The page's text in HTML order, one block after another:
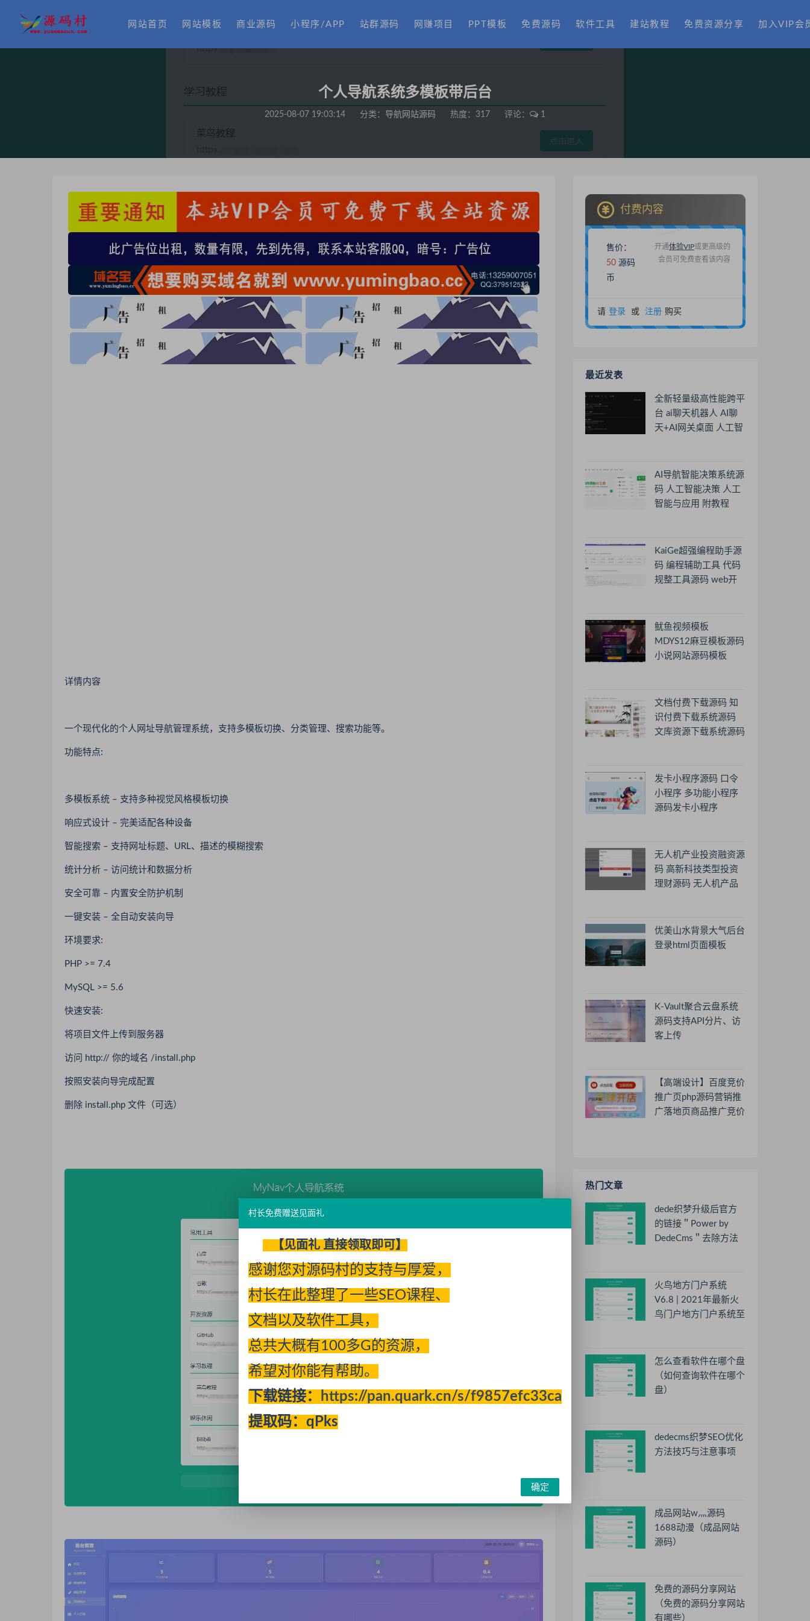
网站首页 网站模板 商业源码 小程序/APP 站群源码 网赚项目 PPT模板 免费源码 软件工具 建站教程 免费资源分享 加入VIP会
个人导航系统多模板带后台
2025-08-07 19:03:14 分类： 导航网站源码 热度：317 评论： 1
详情内容
一个现代化的个人网址导航管理系统，支持多模板切换、分类管理、搜索功能等。
功能特点:
多模板系统 – 支持多种视觉风格模板切换
响应式设计 – 完美适配各种设备
智能搜索 – 支持网址标题、URL、描述的模糊搜索
统计分析 – 访问统计和数据分析
安全可靠 – 内置安全防护机制
一键安装 – 全自动安装向导
环境要求:
PHP >= 7.4
MySQL >= 5.6
快速安装:
将项目文件上传到服务器
访问 http:// 你的域名 /install.php
按照安装向导完成配置
删除 install.php 文件（可选）
付费内容
售价：
50 源码
币
开通体验VIP或更高级的
会员可免费查看该内容
请 登录 或 注册 购买
最近发表
全新轻量级高性能跨平
台 ai聊天机器人 AI聊
天+AI网关桌面 人工智
AI导航智能决策系统源
码 人工智能决策 人工
智能与应用 附教程
KaiGe超强编程助手源
码 编程辅助工具 代码
规整工具源码 web开
鱿鱼视频模板
MDYS12麻豆模板源码
小说网站源码模板
文档付费下载源码 知
识付费下载系统源码
文库资源下载系统源码
发卡小程序源码 口令
小程序 多功能小程序
源码发卡小程序
无人机产业投资融资源
码 高新科技类型投资
理财源码 无人机产品
优美山水背景大气后台
登录html页面模板
K-Vault聚合云盘系统
源码支持API分片、访
客上传
【高端设计】百度竞价
推广页php源码营销推
广落地页商品推广竞价
热门文章
dede织梦升级后官方
的链接＂Power by
DedeCms＂去除方法
火鸟地方门户系统
V6.8 | 2021年最新火
鸟门户地方门户系统至
怎么查看软件在哪个盘
（如何查询软件在哪个
盘）
dedecms织梦SEO优化
方法技巧与注意事项
成品网站w灬源码
1688动漫（成品网站
源码）
免费的源码分享网站
（免费的源码分享网站
有哪些）
村长免费赠送见面礼
【见面礼 直接领取即可】
感谢您对源码村的支持与厚爱，
村长在此整理了一些SEO课程、
文档以及软件工具，
总共大概有100多G的资源，
希望对你能有帮助。
下载链接：
https://pan.quark.cn/s/f9857efc33ca
提取码：qPks
确定